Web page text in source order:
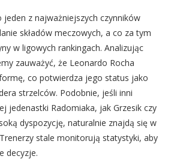
z najważniejszych czynników
składów meczowych, a co za tym
w ligowych rankingach. Analizując
zauważyć, że Leonardo Rocha
co potwierdza jego status jako
strzelców. Podobnie, jeśli inni
jedenastki Radomiaka, jak Grzesik czy
dyspozycję, naturalnie znajdą się w
stale monitorują statystyki, aby
decyzje.